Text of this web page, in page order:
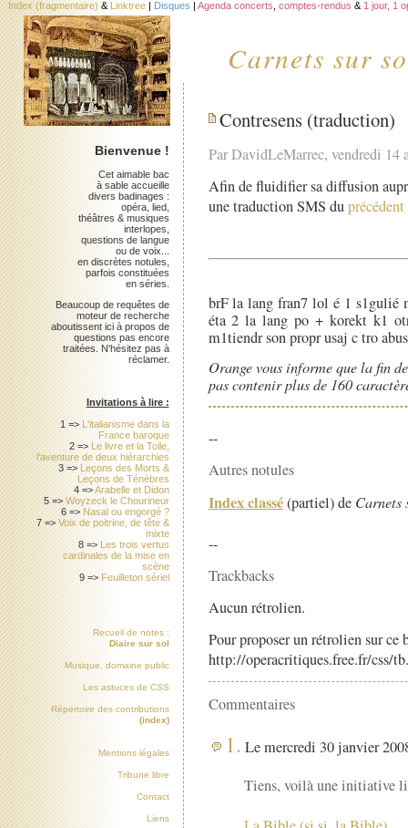
Carnets sur
Index (fragmentaire) & Linktree | Disques | Agenda concerts comptes-rendus & 1 jour, 1
Contresens (traduction)
Par DavidLeMarrec, vendredi
Afin de fluidifier sa diffusion
une traduction SMS du
brF la lang fran7 lol é 1 s1gulié
éta 2 la lang po + korekt k1
m1tiendr son propr usaj c tro
Orange vous informe que la fin
pas contenir plus de 160
--
Autres notules
Index classé(partiel) de Carnets
--
Trackbacks
Aucun rétrolien.
Pour proposer un rétrolien sur
http://operacritiques.free.fr/css/
Commentaires
1. Le mercredi 30 janvier
Tiens, voilà une initiative
Bienvenue !
Cet aimable bac
à sable accueille
divers badinages :
opéra, lied,
théâtres & musiques
interlopes,
questions de langue
ou de voix...
en discrètes notules,
parfois constituées
en séries.
Beaucoup de requêtes de
moteur de recherche
aboutissent ici à propos de
questions pas encore
traitées. N'hésitez pas à
réclamer.
Invitations à lire :
1 => L'italianisme dans la
France baroque
2 => Le livre et la Toile,
l'aventure de deux hiérarchies
3 => Leçons des Morts &
Leçons de Ténèbres
4 =>Arabelle et Didon
5 =>Woyzeck le Chourineur
6 => Nasal ou engorgé ?
7 =>Voix de poitrine, de tête &
mixte
8 => Les trois vertus
cardinales de la mise en
scène
9 => Feuilleton sériel
Recueil de notes :
Diaire sur sol
Musique, domaine public
Les astuces de CSS
Répertoire des contributions
(index)
Mentions légales
Tribune libre
Contact
Liens